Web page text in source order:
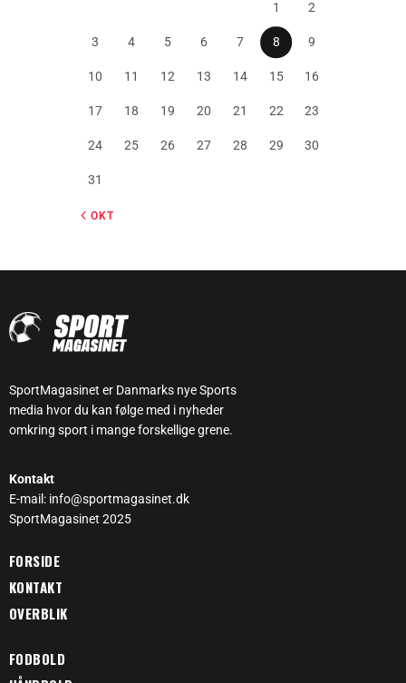
1 2
3 4 5 6 7 8 9
10 11 12 13 14 15 16
17 18 19 20 21 22 23
24 25 26 27 28 29 30
31
« OKT
SportMagasinet er Danmarks nye Sports
media hvor du kan følge med i nyheder
omkring sport i mange forskellige grene.
Kontakt
E-mail: info@sportmagasinet.dk
SportMagasinet 2025
FORSIDE
KONTAKT
OVERBLIK
FODBOLD